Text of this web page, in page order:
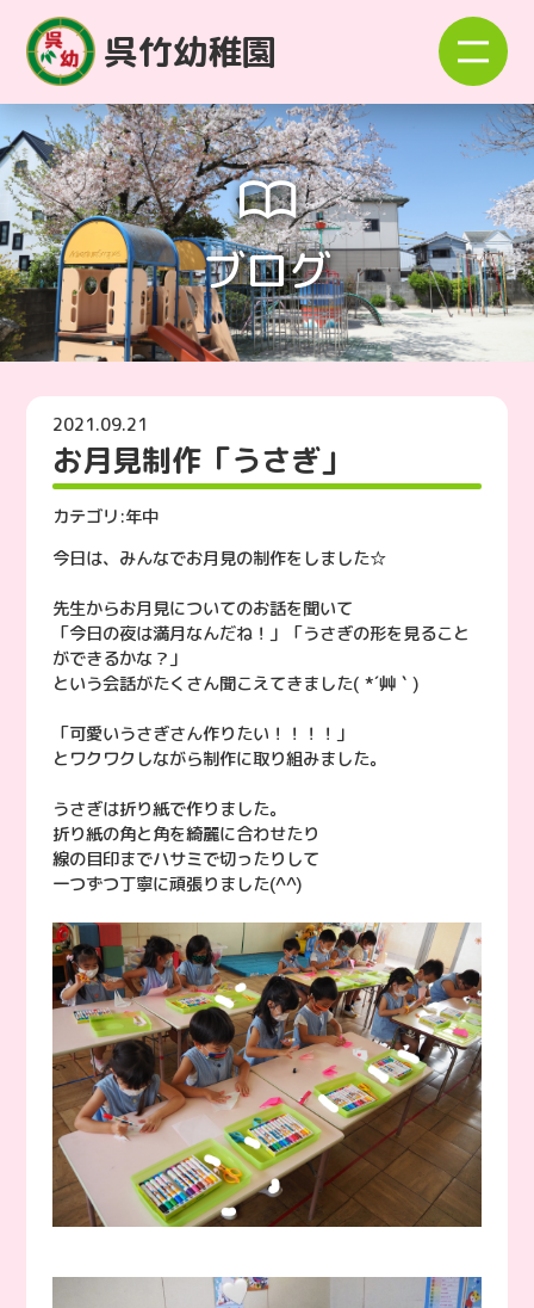
呉竹幼稚園
ブログ
2021.09.21
お月見制作「うさぎ」
カテゴリ:年中
今日は、みんなでお月見の制作をしました☆
先生からお月見についてのお話を聞いて
「今日の夜は満月なんだね！」「うさぎの形を見ること
ができるかな？」
という会話がたくさん聞こえてきました( *´艸｀)
「可愛いうさぎさん作りたい！！！！」
とワクワクしながら制作に取り組みました。
うさぎは折り紙で作りました。
折り紙の角と角を綺麗に合わせたり
線の目印までハサミで切ったりして
一つずつ丁寧に頑張りました(^^)